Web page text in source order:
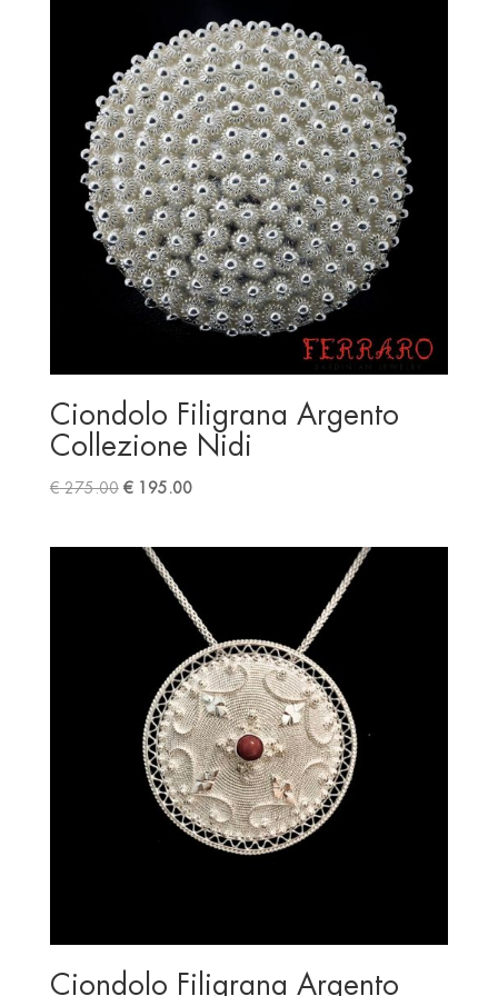
Ciondolo Filigrana Argento
Collezione Nidi
€275.00 Original
€ 275.00.
€195.00Current
Ciondolo Filigrana Argento